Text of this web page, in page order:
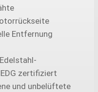
Entfernung
zertifiziert
und unbelüftete